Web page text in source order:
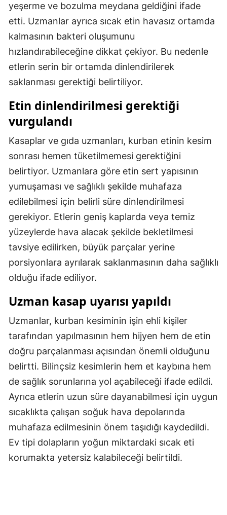
Manisa
Kahramanmaraş
Mardin
Muğla
Nevşehir
Niğde
Ordu
Rize
Sakarya
Samsun
Siirt
Sinop
Tekirdağ
Tokat
Tunceli
Şanlıurfa
Uşak
Van
Yozgat
yeşerme ve bozulma meydana geldiğini ifade
etti. Uzmanlar ayrıca sıcak etin havasız ortamda
kalmasının bakteri oluşumunu
hızlandırabileceğine dikkat çekiyor. Bu nedenle
etlerin serin bir ortamda dinlendirilerek
saklanması gerektiği belirtiliyor.
Etin dinlendirilmesi gerektiği
vurgulandı
Kasaplar ve gıda uzmanları, kurban etinin kesim
sonrası hemen tüketilmemesi gerektiğini
belirtiyor. Uzmanlara göre etin sert yapısının
yumuşaması ve sağlıklı şekilde muhafaza
edilebilmesi için belirli süre dinlendirilmesi
gerekiyor. Etlerin geniş kaplarda veya temiz
yüzeylerde hava alacak şekilde bekletilmesi
tavsiye edilirken, büyük parçalar yerine
porsiyonlara ayrılarak saklanmasının daha sağlıklı
olduğu ifade ediliyor.
Uzman kasap uyarısı yapıldı
Uzmanlar, kurban kesiminin işin ehli kişiler
tarafından yapılmasının hem hijyen hem de etin
doğru parçalanması açısından önemli olduğunu
belirtti. Bilinçsiz kesimlerin hem et kaybına hem
de sağlık sorunlarına yol açabileceği ifade edildi.
Ayrıca etlerin uzun süre dayanabilmesi için uygun
sıcaklıkta çalışan soğuk hava depolarında
muhafaza edilmesinin önem taşıdığı kaydedildi.
Ev tipi dolapların yoğun miktardaki sıcak eti
korumakta yetersiz kalabileceği belirtildi.